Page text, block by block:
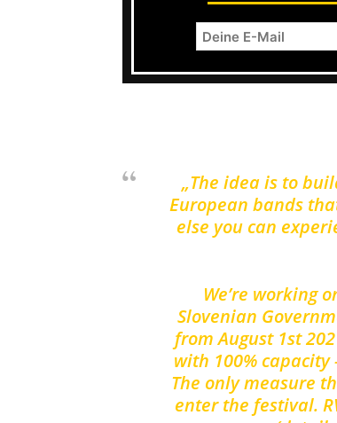
„The idea is to
European bands
else you can
We’re working
Slovenian
from August 1st
with 100% capacity
The only measure
enter the festival.